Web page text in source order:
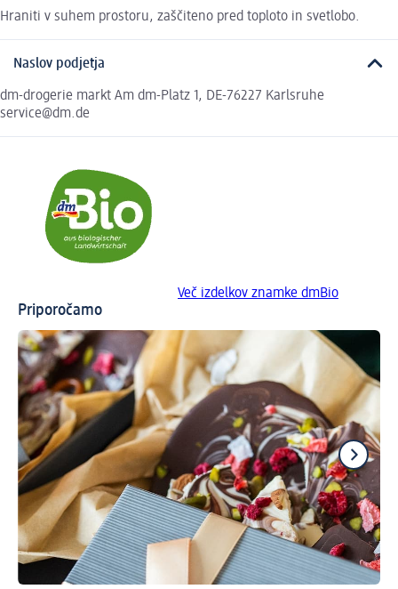
Hraniti v suhem prostoru, zaščiteno pred toploto in svetlobo.
Naslov podjetja
dm-drogerie markt Am dm-Platz 1, DE-76227 Karlsruhe
service@dm.de
Več izdelkov znamke dmBio
Priporočamo